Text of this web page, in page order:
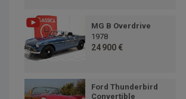
MG B Overdrive
1978
24 900 €
Ford Thunderbird
Convertible